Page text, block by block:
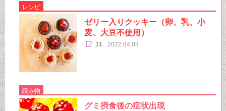
レシピ
ゼリー入りクッキー（卵、乳、小
麦、大豆不使用）
11 2022.04.03
読み物
グミ摂食後の症状出現